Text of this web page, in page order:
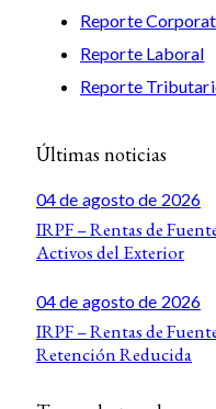
Reporte
Reporte Laboral
Reporte
Últimas noticias
04 de agosto de 2026
IRPF – Rentas de
Activos del Exterior
04 de agosto de 2026
IRPF – Rentas de
Retención Reducida